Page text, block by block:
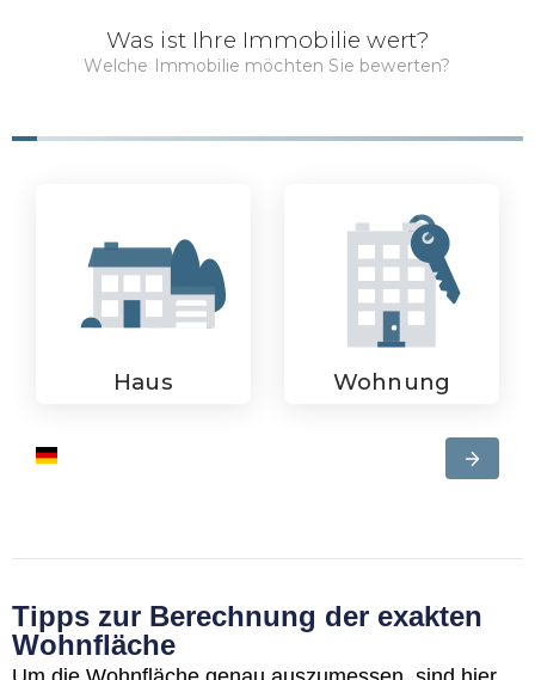
Tipps zur Berechnung der exakten
Wohnfläche